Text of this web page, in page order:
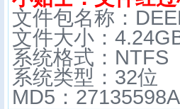
文件包名称：
文件大小：
系统格式：NTFS
系统类型：32位
MD5：